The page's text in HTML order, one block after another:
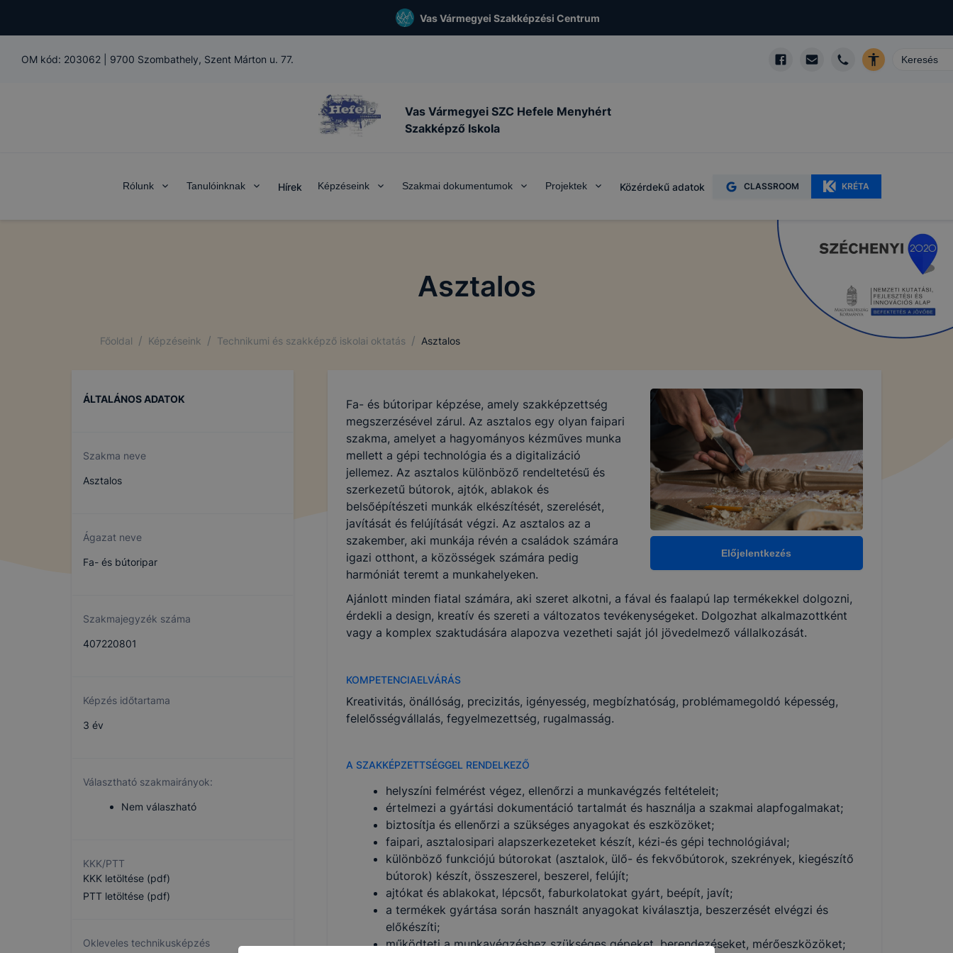
Vas Vármegyei Szakképzési Centrum
OM kód: 203062 9700 Szombathely, Szent Márton u. 77.
Vas Vármegyei SZC Hefele Menyhért
Szakképző Iskola
Rólunk Tanulóinknak Hírek Képzéseink Szakmai dokumentumok Projektek Közérdekű adatok CLASSROOM KRÉTA
Asztalos
Főoldal / Képzéseink / Technikumi és szakképző iskolai oktatás / Asztalos
ÁLTALÁNOS ADATOK
Szakma neve
Asztalos
Ágazat neve
Fa- és bútoripar
Szakmajegyzék száma
407220801
Képzés időtartama
3 év
Választható szakmairányok:
Nem válaszható
KKK/PTT
KKK letöltése (pdf)
PTT letöltése (pdf)
Okleveles technikusképzés
Előjelentkezés
Fa- és bútoripar képzése, amely szakképzettség
megszerzésével zárul. Az asztalos egy olyan faipari
szakma, amelyet a hagyományos kézműves munka
mellett a gépi technológia és a digitalizáció
jellemez. Az asztalos különböző rendeltetésű és
szerkezetű bútorok, ajtók, ablakok és
belsőépítészeti munkák elkészítését, szerelését,
javítását és felújítását végzi. Az asztalos az a
szakember, aki munkája révén a családok számára
igazi otthont, a közösségek számára pedig
harmóniát teremt a munkahelyeken.
Ajánlott minden fiatal számára, aki szeret alkotni, a fával és faalapú lap termékekkel dolgozni,
érdekli a design, kreatív és szereti a változatos tevékenységeket. Dolgozhat alkalmazottként
vagy a komplex szaktudására alapozva vezetheti saját jól jövedelmező vállalkozását.
KOMPETENCIAELVÁRÁS
Kreativitás, önállóság, precizitás, igényesség, megbízhatóság, problémamegoldó képesség,
felelősségvállalás, fegyelmezettség, rugalmasság.
A SZAKKÉPZETTSÉGGEL RENDELKEZŐ
helyszíni felmérést végez, ellenőrzi a munkavégzés feltételeit;
értelmezi a gyártási dokumentáció tartalmát és használja a szakmai alapfogalmakat;
biztosítja és ellenőrzi a szükséges anyagokat és eszközöket;
faipari, asztalosipari alapszerkezeteket készít, kézi-és gépi technológiával;
különböző funkciójú bútorokat (asztalok, ülő- és fekvőbútorok, szekrények, kiegészítő
bútorok) készít, összeszerel, beszerel, felújít;
ajtókat és ablakokat, lépcsőt, faburkolatokat gyárt, beépít, javít;
a termékek gyártása során használt anyagokat kiválasztja, beszerzését elvégzi és
előkészíti;
működteti a munkavégzéshez szükséges gépeket, berendezéseket, mérőeszközöket;